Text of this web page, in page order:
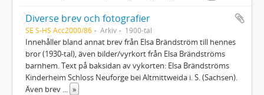
Diverse brev och fotografier
SE S-HS Acc2000/86 Arkiv 1900-tal
Innehåller bland annat brev från Elsa Brändström till hennes
bror (1930-tal), även bilder/vyrkort från Elsa Brändströms
barnhem. Text på baksidan av vykorten: Elsa Brändströms
Kinderheim Schloss Neuforge bei Altmittweida i. S. (Sachsen).
Även brev
»